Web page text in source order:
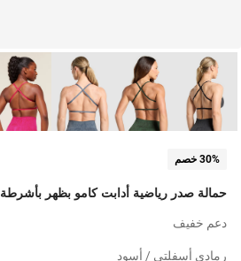
30% خصم
حمالة صدر رياضية أدابت كامو بظهر
دعم خفيف
رمادي أسفلتي / أسود